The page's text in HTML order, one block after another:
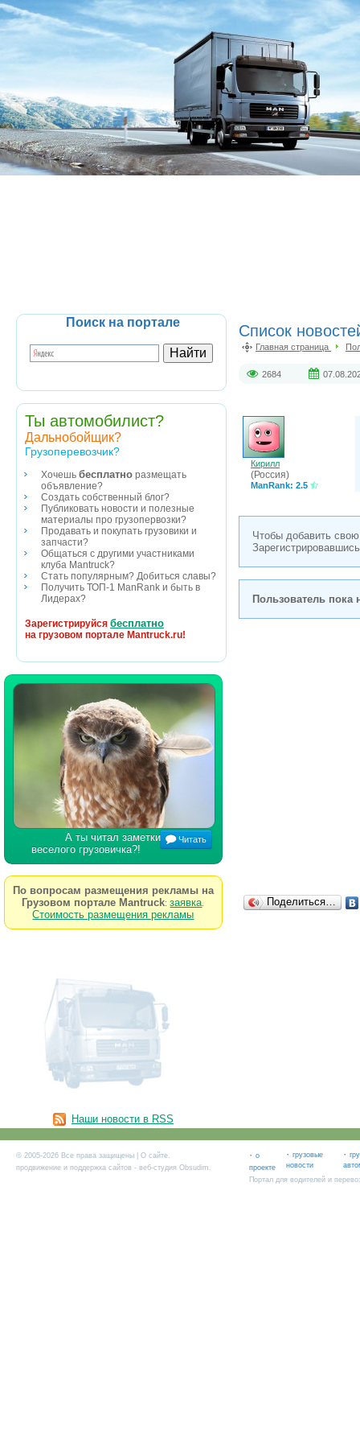
Поиск на портале
Ты автомобилист?
Дальнобойщик?
Грузоперевозчик?
Хочешь бесплатно размещать
объявление?
Создать собственный блог?
Публиковать новости и полезные
материалы про грузопервозки?
Продавать и покупать грузовики и
запчасти?
Общаться с другими участниками
клуба Mantruck?
Стать популярным? Добиться славы?
Получить ТОП-1 ManRank и быть в
Лидерах?
Зарегистрируйся бесплатно
на грузовом портале Mantruck.ru!
А ты читал заметки
веселого грузовичка?!
Читать
По вопросам размещения рекламы на
Грузовом портале Mantruck:заявка
Стоимость размещения рекламы
Наши новости в RSS
Список
Главная страница
2684
Кирилл
(Россия)
ManRank: 2.5
Чтобы добавить
Пользователь пока
Поделиться…
© 2005-2026 Все права защищены | О сайте.
продвижение и поддержка сайтов - веб-студия Obsudim.
· о
проекте
· грузовые
новости
·
Портал для водителей и